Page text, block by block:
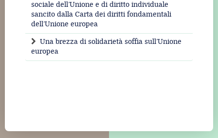
sociale dell’Unione e di diritto individuale
sancito dalla Carta dei diritti fondamentali
dell’Unione europea
Una brezza di solidarietà soffia sull’Unione
europea